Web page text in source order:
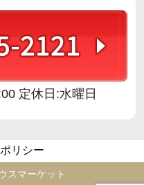
定休日:水曜日
リシー
スマーケット